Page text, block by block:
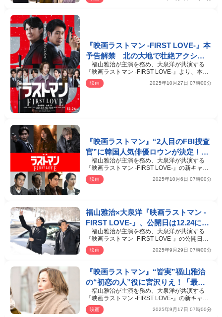
『映画ラストマン -FIRST LOVE-』本
予告解禁 北の大地で壮絶アクショ
ン、知られざる“皆実”福山雅治の過
去も！
福山雅治が主演を務め、大泉洋が共演する
『映画ラストマン -FIRST LOVE-』より、本予
告映像＆本ポスター…
映画 2025年10月27日 07時00分
『映画ラストマン』“2人目のFBI捜査
官”に韓国人気俳優ロウンが決定！
月島琉衣・寛一郎ら追加キャスト発
表
福山雅治が主演を務め、大泉洋が共演する
『映画ラストマン -FIRST LOVE-』の新キャス
トとして、ロウン、…
映画 2025年10月6日 07時00分
福山雅治×大泉洋『映画ラストマン -
FIRST LOVE-』、公開日は12.24に決
定 最強バディの場面写真も到着
福山雅治が主演を務め、大泉洋が共演する
『映画ラストマン -FIRST LOVE-』の公開日が
12月24日と決まった…
映画 2025年9月29日 07時00分
『映画ラストマン』“皆実”福山雅治
の“初恋の人”役に宮沢りえ！「最強
のバディ感の魅力に惹かれ」
福山雅治が主演を務め、大泉洋が共演する
『映画ラストマン ‐FIRST LOVE‐』の新キャス
トとして、宮沢りえ…
映画 2025年9月17日 07時00分